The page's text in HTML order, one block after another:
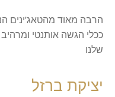
הרבה מאוד מהטאג'ינים
ככלי הגשה אותנטי ומרהיב
שלנו
יציקת ברזל